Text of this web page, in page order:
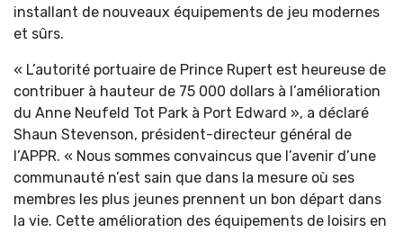
installant de nouveaux équipements de jeu modernes
et sûrs.
« L’autorité portuaire de Prince Rupert est heureuse de
contribuer à hauteur de 75 000 dollars à l’amélioration
du Anne Neufeld Tot Park à Port Edward », a déclaré
Shaun Stevenson, président-directeur général de
l’APPR. « Nous sommes convaincus que l’avenir d’une
communauté n’est sain que dans la mesure où ses
membres les plus jeunes prennent un bon départ dans
la vie. Cette amélioration des équipements de loisirs en